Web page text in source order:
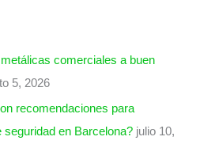
comerciales a buen
5, 2026
recomendaciones para
seguridad en Barcelona? julio 10,